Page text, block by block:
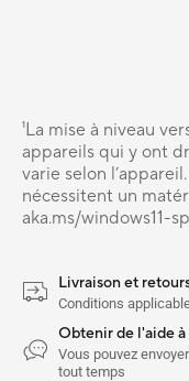
¹La mise à niveau
appareils qui y ont
varie selon
nécessitent un
aka.ms/windows11-
Livraison et
Conditions
Obtenir de l'aide à
Vous pouvez
tout temps